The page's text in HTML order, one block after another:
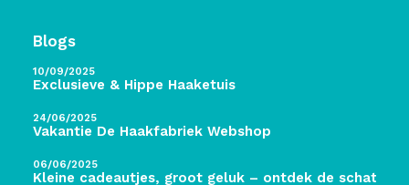
Blogs
10/09/2025
Exclusieve & Hippe Haaketuis
24/06/2025
Vakantie De Haakfabriek Webshop
06/06/2025
Kleine cadeautjes, groot geluk – ontdek de schatten